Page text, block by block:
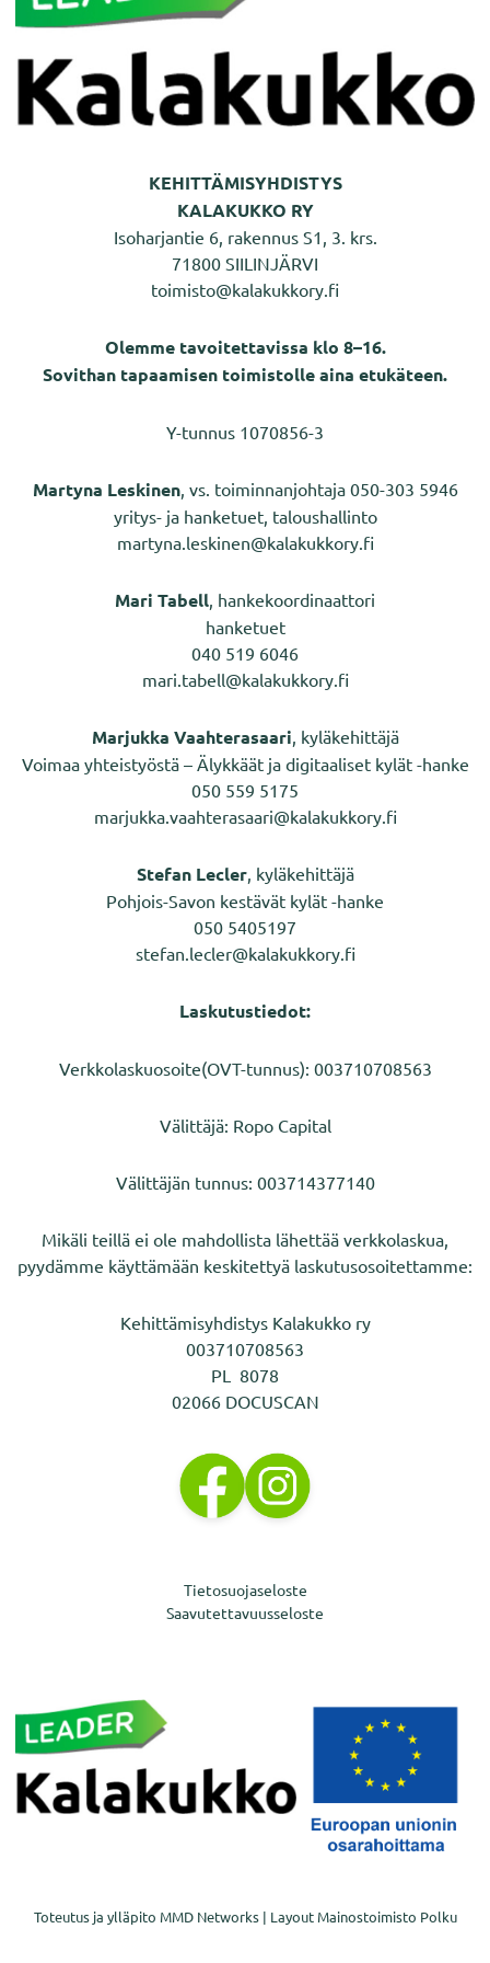
KEHITTÄMISYHDISTYS
KALAKUKKO RY
Isoharjantie 6, rakennus S1, 3. krs.
71800 SIILINJÄRVI
toimisto@kalakukkory.fi
Olemme tavoitettavissa klo 8–16.
Sovithan tapaamisen toimistolle aina etukäteen.
Y-tunnus 1070856-3
Martyna Leskinen, vs. toiminnanjohtaja 050-303 5946
yritys- ja hanketuet, taloushallinto
martyna.leskinen@kalakukkory.fi
Mari Tabell , hankekoordinaattori
hanketuet
040 519 6046
mari.tabell@kalakukkory.fi
Marjukka Vaahterasaari , kyläkehittäjä
Voimaa yhteistyöstä – Älykkäät ja digitaaliset kylät -hanke
050 559 5175
marjukka.vaahterasaari@kalakukkory.fi
Stefan Lecler, kyläkehittäjä
Pohjois-Savon kestävät kylät -hanke
050 5405197
stefan.lecler@kalakukkory.fi
Laskutustiedot:
Verkkolaskuosoite(OVT-tunnus): 003710708563
Välittäjä: Ropo Capital
Välittäjän tunnus: 003714377140
Mikäli teillä ei ole mahdollista lähettää verkkolaskua,
pyydämme käyttämään keskitettyä laskutusosoitettamme:
Kehittämisyhdistys Kalakukko ry
003710708563
PL 8078
02066 DOCUSCAN
Tietosuojaseloste
Saavutettavuusseloste
Toteutus ja ylläpito MMD Networks| Layout Mainostoimisto Polku